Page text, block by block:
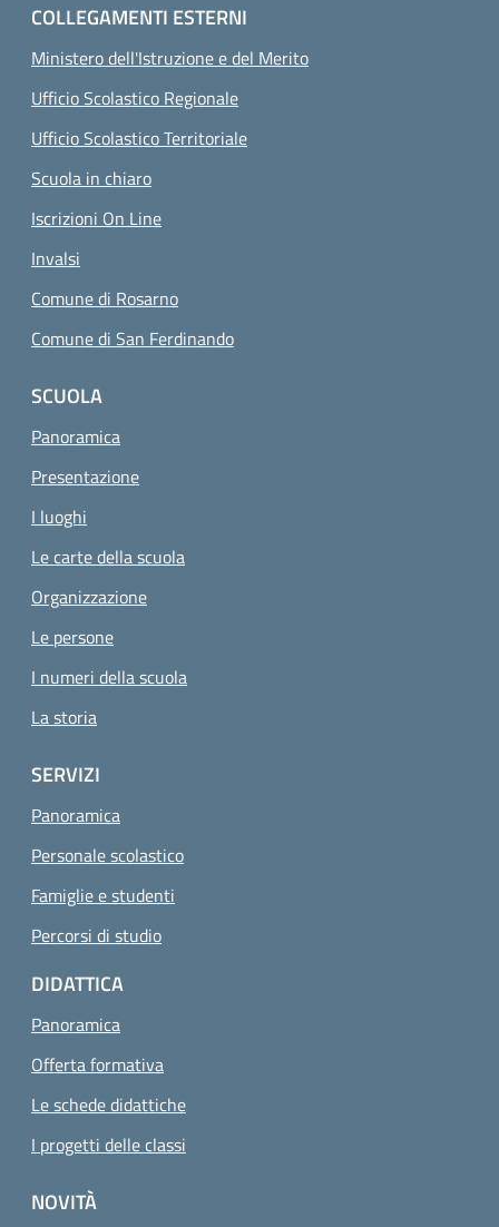
COLLEGAMENTI ESTERNI
Ministero dell'Istruzione e del Merito
Ufficio Scolastico Regionale
Ufficio Scolastico Territoriale
Scuola in chiaro
Iscrizioni On Line
Invalsi
Comune di Rosarno
Comune di San Ferdinando
SCUOLA
Panoramica
Presentazione
I luoghi
Le carte della scuola
Organizzazione
Le persone
I numeri della scuola
La storia
SERVIZI
Panoramica
Personale scolastico
Famiglie e studenti
Percorsi di studio
DIDATTICA
Panoramica
Offerta formativa
Le schede didattiche
I progetti delle classi
NOVITÀ